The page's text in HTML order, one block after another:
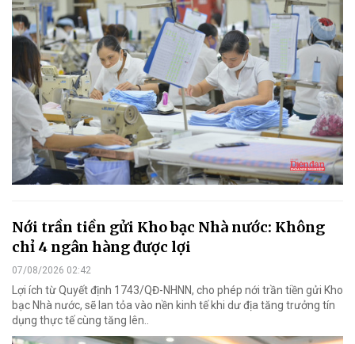
Nới trần tiền gửi Kho bạc Nhà nước: Không
chỉ 4 ngân hàng được lợi
07/08/2026 02:42
Lợi ích từ Quyết định 1743/QĐ-NHNN, cho phép nới trần tiền gửi Kho
bạc Nhà nước, sẽ lan tỏa vào nền kinh tế khi dư địa tăng trưởng tín
dụng thực tế cùng tăng lên..